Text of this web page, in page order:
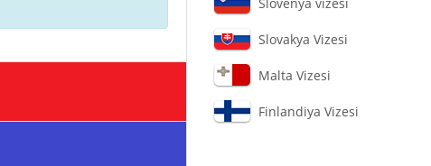
Slovakya Vizesi
Malta Vizesi
Finlandiya Vizesi